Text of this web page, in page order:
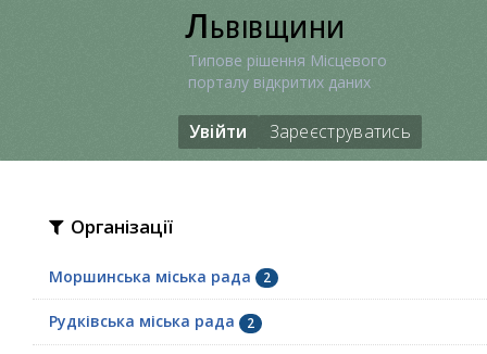
Львівщини
Типове рішення Місцевого
порталу відкритих даних
Увійти Зареєструватись
Організації
Моршинська міська рада 2
Рудківська міська рада 2